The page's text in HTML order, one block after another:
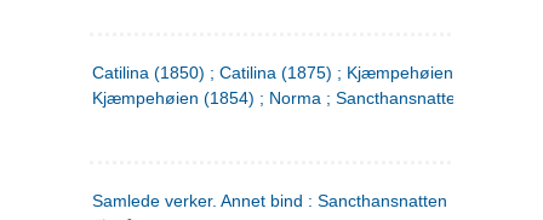
Catilina (1850) ; Catilina (1875) ; Kjæmpehøien (1850) ;
Kjæmpehøien (1854) ; Norma ; Sancthansnatten
Samlede verker. Annet bind : Sancthansnatten ; Fru Inger